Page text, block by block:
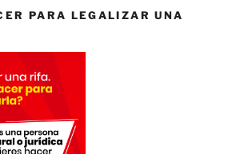
PARA LEGALIZAR UNA